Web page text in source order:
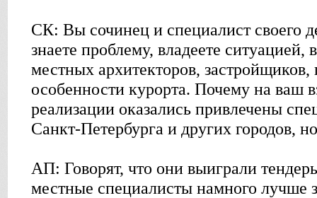
СК: Вы сочинец и специалист своего
знаете проблему, владеете ситуацией,
местных архитекторов, застройщиков,
особенности курорта. Почему на ваш
реализации оказались привлечены
Санкт-Петербурга и других городов,
АП: Говорят, что они выиграли
местные специалисты намного лучше